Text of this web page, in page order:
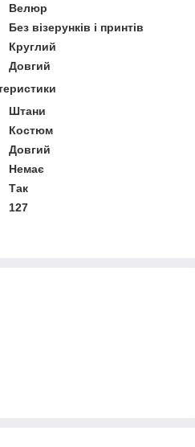
Велюр
Без візерунків і принтів
Круглий
Довгий
Штани
Костюм
Довгий
Немає
Так
127